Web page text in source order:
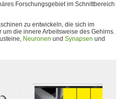
Forschungsgebiet im Schnittbereich
zu entwickeln, die sich im
die innere Arbeitsweise des Gehirns.
Neuronen und Synapsen und